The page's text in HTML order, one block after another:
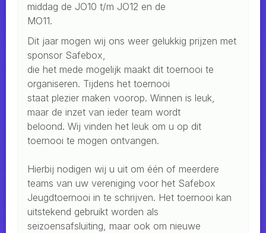
middag de JO10 t/m JO12 en de
MO11.
Dit jaar mogen wij ons weer gelukkig prijzen met
sponsor Safebox,
die het mede mogelijk maakt dit toernooi te
organiseren. Tijdens het toernooi
staat plezier maken voorop. Winnen is leuk,
maar de inzet van ieder team wordt
beloond. Wij vinden het leuk om u op dit
toernooi te mogen ontvangen.
Hierbij nodigen wij u uit om één of meerdere
teams van uw vereniging voor het Safebox
Jeugdtoernooi in te schrijven. Het toernooi kan
uitstekend gebruikt worden als
seizoensafsluiting, maar ook om nieuwe